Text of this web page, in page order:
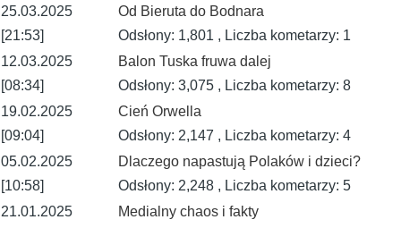
25.03.2025
[21:53]
Od Bieruta do Bodnara
Odsłony: 1,801 , Liczba kometarzy: 1
12.03.2025
[08:34]
Balon Tuska fruwa dalej
Odsłony: 3,075 , Liczba kometarzy: 8
19.02.2025
[09:04]
Cień Orwella
Odsłony: 2,147 , Liczba kometarzy: 4
05.02.2025
[10:58]
Dlaczego napastują Polaków i dzieci?
Odsłony: 2,248 , Liczba kometarzy: 5
21.01.2025
Medialny chaos i fakty